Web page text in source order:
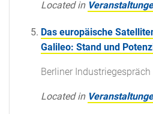
Located in
Das europäische
Galileo: Stand und
Berliner Industriegespräch
Located in